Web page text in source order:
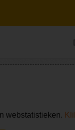
webstatistieken.